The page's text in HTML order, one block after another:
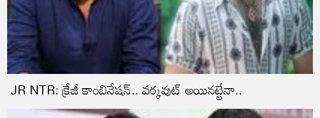
JR NTR: క్రేజీ కాంబినేషన్‌.. వర్కవుట్‌ అయినట్టేనా..